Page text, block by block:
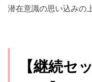
潜在意識の思い込みの
【継続セ